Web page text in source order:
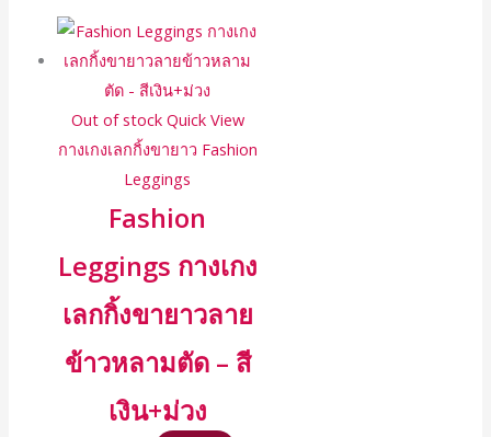
Out of stock Quick View
กางเกงเลกกิ้งขายาว Fashion
Leggings
Fashion
Leggings กางเกง
เลกกิ้งขายาวลาย
ข้าวหลามตัด – สี
เงิน+ม่วง